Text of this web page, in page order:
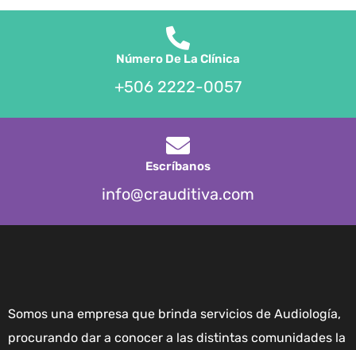
Número De La Clínica
+506 2222-0057
Escríbanos
info@crauditiva.com
Somos una empresa que brinda servicios de Audiología,
procurando dar a conocer a las distintas comunidades la